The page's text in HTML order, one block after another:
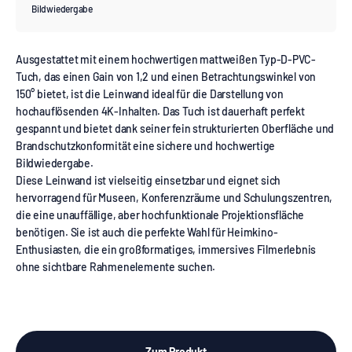
Bildwiedergabe
Ausgestattet mit einem hochwertigen mattweißen Typ-D-PVC-
Tuch, das einen Gain von 1,2 und einen Betrachtungswinkel von
150° bietet, ist die Leinwand ideal für die Darstellung von
hochauflösenden 4K-Inhalten. Das Tuch ist dauerhaft perfekt
gespannt und bietet dank seiner fein strukturierten Oberfläche und
Brandschutzkonformität eine sichere und hochwertige
Bildwiedergabe.
Diese Leinwand ist vielseitig einsetzbar und eignet sich
hervorragend für Museen, Konferenzräume und Schulungszentren,
die eine unauffällige, aber hochfunktionale Projektionsfläche
benötigen. Sie ist auch die perfekte Wahl für Heimkino-
Enthusiasten, die ein großformatiges, immersives Filmerlebnis
ohne sichtbare Rahmenelemente suchen.